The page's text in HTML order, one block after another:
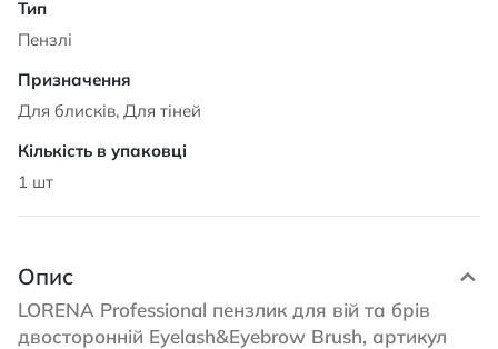
Пензлі
Для блисків, Для тіней
1 шт
Опис
LORENA Professional пензлик для вій та брів
двосторонній Eyelash&Eyebrow Brush, артикул